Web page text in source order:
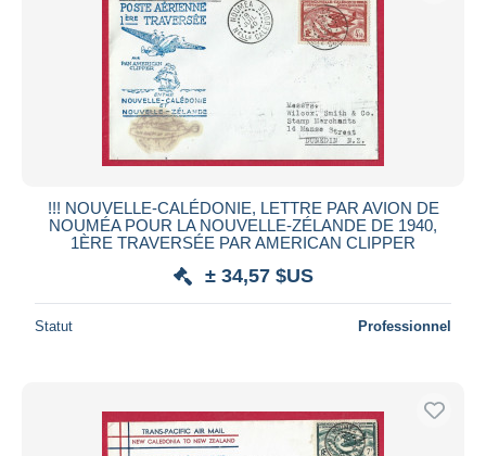
!!! NOUVELLE-CALÉDONIE, LETTRE PAR AVION DE
NOUMÉA POUR LA NOUVELLE-ZÉLANDE DE 1940,
1ÈRE TRAVERSÉE PAR AMERICAN CLIPPER
± 34,57 $US
Statut Professionnel